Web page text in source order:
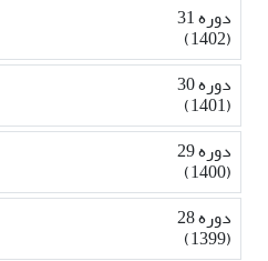
دوره 31
(1402)
دوره 30
(1401)
دوره 29
(1400)
دوره 28
(1399)